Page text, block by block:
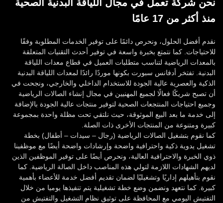
نحن شركة تعمل في مجال اللياقة البدنية الصحية
منذ أكثر من 17 عامًا
نقدم أفضل الحلول، ونحرص دائمًا على توفير الخدمات المطلوبة وفقًا
للاحتياجات. كما نتمتع بخبرة واسعة في توفير أحدث التقنيات المتعلقة
بالمعدات الرياضية لتناسب متطلبات العميل في قطاع معدات اللياقة
البدنية. تفتخر أدفانس سبورت بكونها موردًا رائدًا لمعدات اللياقة البدنية
الذكية والعصرية عالية الجودة للاستخدام الداخلي والخارجي، ونجحت في
أن تصبح شريكًا فعالًا لجميع المهنيين في مجال إنشاء الصالات الرياضية
وجميع احتياجات المنتجعات الصحية لتوفير منتجات عالية الجودة بالإضافة
إلى خدمة ما بعد البيع الموثوقة، حيث نلتقي تحت مظلة واحدة بمجموعة
كبيرة ومتنوعة من المنتجات الأخرى ذات الصلة.
كما نقوم بتشغيل الصالات الرياضية (رجال – سيدات – أطفال) بخطة
تشغيل يدوية ذكية واحترافية واضحة وإرشادات واضحة أيضًا مع موظفينا
ذوي الخبرة والاحترافية العالية، ونحرص أيضًا على توفير الموظفين الذين
لديهم الشهادات اللازمة لتولي هذه المناصب داخل الصالة الرياضية. كما
نقوم بتأهيلهم إداريًا وتشغيليًا لضمان تقديم أفضل خدمة للأعضاء بأهمية
كبيرة. كما نتعهد ونضمن وضع خطة تشغيلية يتم تنفيذها يوميا من خلال
التفتيش اليومي مع المحافظة على توثيق نظام التشغيل والتفتيش من